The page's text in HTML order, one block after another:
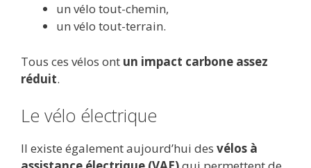
un vélo tout-chemin,
un vélo tout-terrain.
Tous ces vélos ont un impact carbone assez
réduit.
Le vélo électrique
Il existe également aujourd’hui des vélos à